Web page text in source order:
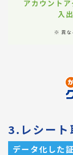
3.レシート
データ化した